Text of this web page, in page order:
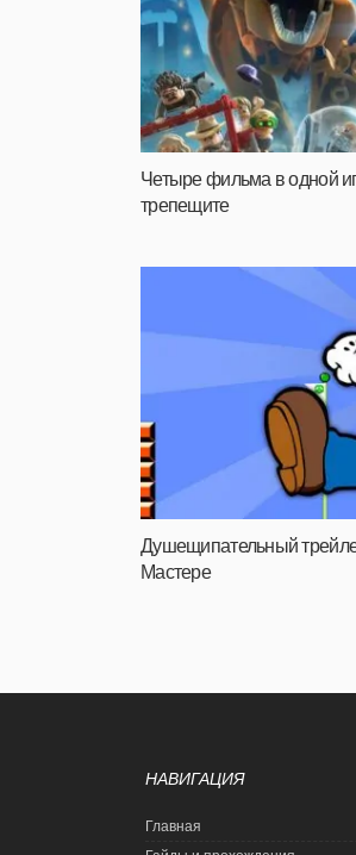
Четыре фильма в одной
трепещите
Душещипательный
Мастере
НАВИГАЦИЯ
Главная